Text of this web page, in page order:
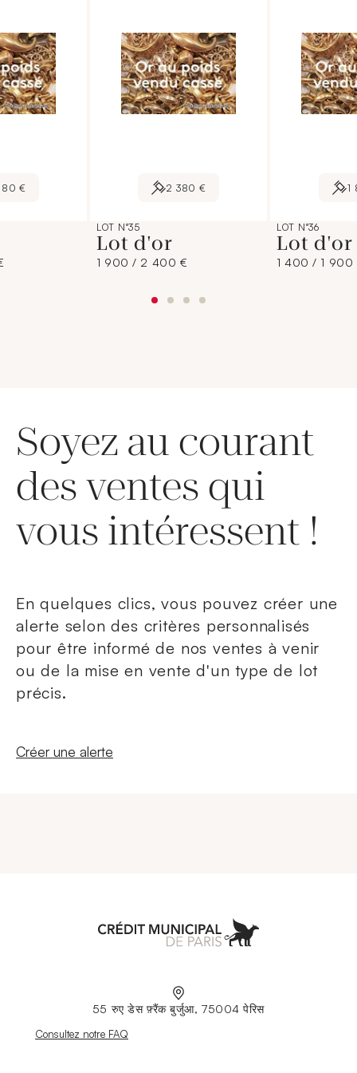
€ 2 380 €
LOT N°35
Lot d'or
1 900 / 2 400 €
1
LOT N°36
Lot d'or
1 400 / 1 900
Soyez au courant
des ventes qui
vous intéressent !
En quelques clics, vous pouvez créer une
alerte selon des critères personnalisés
pour être informé de nos ventes à venir
ou de la mise en vente d'un type de lot
précis.
Nouvelle fenêtre
Créer une alerte
55 रुए डेस फ़्रैंक बुर्जुआ, 75004 पेरिस
Nouvelle fenêtre
Consultez notre FAQ